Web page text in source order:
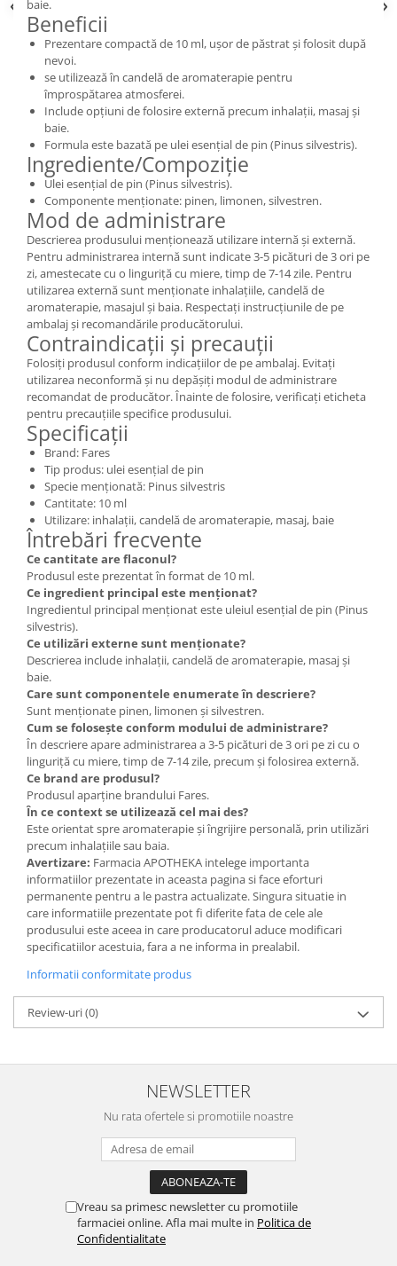
baie.
Beneficii
Prezentare compactă de 10 ml, ușor de păstrat și folosit după
nevoi.
se utilizează în candelă de aromaterapie pentru
împrospătarea atmosferei.
Include opțiuni de folosire externă precum inhalații, masaj și
baie.
Formula este bazată pe ulei esențial de pin (Pinus silvestris).
Ingrediente/Compoziție
Ulei esențial de pin (Pinus silvestris).
Componente menționate: pinen, limonen, silvestren.
Mod de administrare
Descrierea produsului menționează utilizare internă și externă.
Pentru administrarea internă sunt indicate 3-5 picături de 3 ori pe
zi, amestecate cu o linguriță cu miere, timp de 7-14 zile. Pentru
utilizarea externă sunt menționate inhalațiile, candelă de
aromaterapie, masajul și baia. Respectați instrucțiunile de pe
ambalaj și recomandările producătorului.
Contraindicații și precauții
Folosiți produsul conform indicațiilor de pe ambalaj. Evitați
utilizarea neconformă și nu depășiți modul de administrare
recomandat de producător. Înainte de folosire, verificați eticheta
pentru precauțiile specifice produsului.
Specificații
Brand: Fares
Tip produs: ulei esențial de pin
Specie menționată: Pinus silvestris
Cantitate: 10 ml
Utilizare: inhalații, candelă de aromaterapie, masaj, baie
Întrebări frecvente
Ce cantitate are flaconul?
Produsul este prezentat în format de 10 ml.
Ce ingredient principal este menționat?
Ingredientul principal menționat este uleiul esențial de pin (Pinus
silvestris).
Ce utilizări externe sunt menționate?
Descrierea include inhalații, candelă de aromaterapie, masaj și
baie.
Care sunt componentele enumerate în descriere?
Sunt menționate pinen, limonen și silvestren.
Cum se folosește conform modului de administrare?
În descriere apare administrarea a 3-5 picături de 3 ori pe zi cu o
linguriță cu miere, timp de 7-14 zile, precum și folosirea externă.
Ce brand are produsul?
Produsul aparține brandului Fares.
În ce context se utilizează cel mai des?
Este orientat spre aromaterapie și îngrijire personală, prin utilizări
precum inhalațiile sau baia.
Avertizare: Farmacia APOTHEKA intelege importanta
informatiilor prezentate in aceasta pagina si face eforturi
permanente pentru a le pastra actualizate. Singura situatie in
care informatiile prezentate pot fi diferite fata de cele ale
produsului este aceea in care producatorul aduce modificari
specificatiilor acestuia, fara a ne informa in prealabil.
Informatii conformitate produs
Review-uri(0)
NEWSLETTER
Nu rata ofertele si promotiile noastre
Vreau sa primesc newsletter cu promotiile
farmaciei online. Afla mai multe in Politica de
Confidentialitate